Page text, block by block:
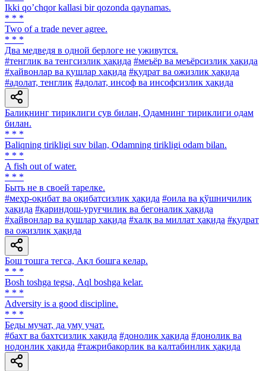
Ikki qoʼchqor kallasi bir qozonda qaynamas.
* * *
Two of a trade never agree.
* * *
Два медведя в одной берлоге не уживутся.
#тенглик ва тенгсизлик ҳақида #меъёр ва меъёрсизлик ҳақида
#ҳайвонлар ва қушлар ҳақида #қудрат ва ожизлик ҳақида
#адолат, тенглик #адолат, инсоф ва инсофсизлик ҳақида
Балиқнинг тириклиги сув билан, Одамнинг тириклиги одам
билан.
* * *
Baliqning tirikligi suv bilan, Odamning tirikligi odam bilan.
* * *
A fish out of water.
* * *
Быть не в своей тарелке.
#меҳр-оқибат ва оқибатсизлик ҳақида #оила ва қўшничилик
ҳақида #қариндош-уруғчилик ва бегоналик ҳақида
#ҳайвонлар ва қушлар ҳақида #халқ ва миллат ҳақида #қудрат
ва ожизлик ҳақида
Бош тошга тегса, Ақл бошга келар.
* * *
Bosh toshga tegsa, Аql boshga kelar.
* * *
Adversity is a good discipline.
* * *
Беды мучат, да уму учат.
#бахт ва бахтсизлик ҳақида #донолик ҳақида #донолик ва
нодонлик ҳақида #тажрибакорлик ва калтабинлик ҳақида